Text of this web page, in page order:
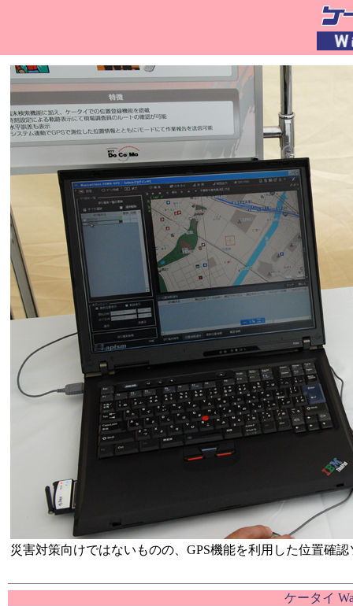
災害対策向けではないものの、GPS機能を利用した位置確
ケータイ